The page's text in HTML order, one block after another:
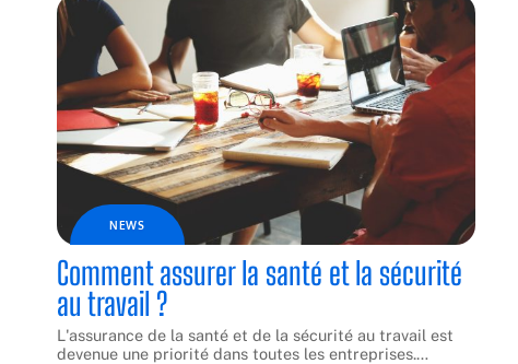
NEWS
Comment assurer la santé et la sécurité
au travail ?
L'assurance de la santé et de la sécurité au travail est
devenue une priorité dans toutes les entreprises.…